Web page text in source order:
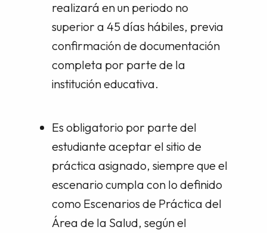
realizará en un periodo no
superior a 45 días hábiles, previa
confirmación de documentación
completa por parte de la
institución educativa.
Es obligatorio por parte del
estudiante aceptar el sitio de
práctica asignado, siempre que el
escenario cumpla con lo definido
como Escenarios de Práctica del
Área de la Salud, según el